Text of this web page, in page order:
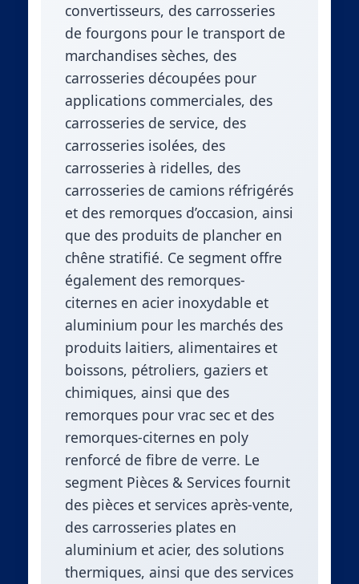
convertisseurs, des carrosseries
de fourgons pour le transport de
marchandises sèches, des
carrosseries découpées pour
applications commerciales, des
carrosseries de service, des
carrosseries isolées, des
carrosseries à ridelles, des
carrosseries de camions réfrigérés
et des remorques d’occasion, ainsi
que des produits de plancher en
chêne stratifié. Ce segment offre
également des remorques-
citernes en acier inoxydable et
aluminium pour les marchés des
produits laitiers, alimentaires et
boissons, pétroliers, gaziers et
chimiques, ainsi que des
remorques pour vrac sec et des
remorques-citernes en poly
renforcé de fibre de verre. Le
segment Pièces & Services fournit
des pièces et services après-vente,
des carrosseries plates en
aluminium et acier, des solutions
thermiques, ainsi que des services